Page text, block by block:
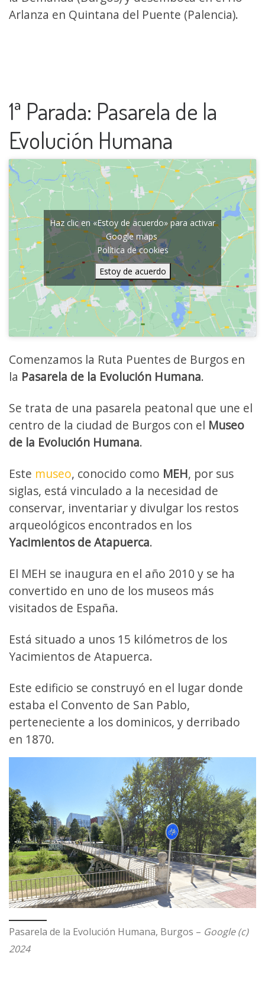
Arlanza en Quintana del Puente (Palencia).
1ª Parada: Pasarela de la
Evolución Humana
Haz clic en «Estoy de acuerdo» para activar
Google maps
Política de cookies
Estoy de acuerdo
Comenzamos la Ruta Puentes de Burgos en
la Pasarela de la Evolución Humana.
Se trata de una pasarela peatonal que une el
centro de la ciudad de Burgos con el Museo
de la Evolución Humana.
Este museo, conocido como MEH, por sus
siglas, está vinculado a la necesidad de
conservar, inventariar y divulgar los restos
arqueológicos encontrados en los
Yacimientos de Atapuerca.
El MEH se inaugura en el año 2010 y se ha
convertido en uno de los museos más
visitados de España.
Está situado a unos 15 kilómetros de los
Yacimientos de Atapuerca.
Este edificio se construyó en el lugar donde
estaba el Convento de San Pablo,
perteneciente a los dominicos, y derribado
en 1870.
Pasarela de la Evolución Humana, Burgos – Google (c)
2024